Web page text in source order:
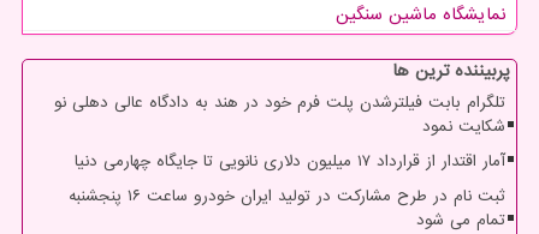
نمایشگاه ماشین سنگین
پربیننده ترین ها
تلگرام بابت فیلترشدن پلت فرم خود در هند به دادگاه عالی دهلی نو
شکایت نمود
آمار اقتدار از قرارداد ۱۷ میلیون دلاری نانویی تا جایگاه چهارمی دنیا
ثبت نام در طرح مشارکت در تولید ایران خودرو ساعت ۱۶ پنجشنبه
تمام می شود